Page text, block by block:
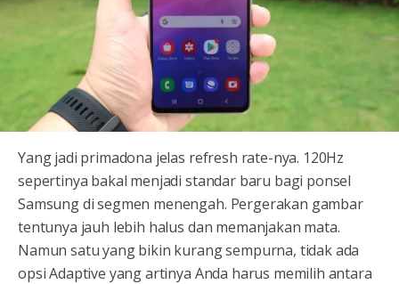
Yang jadi primadona jelas refresh rate-nya. 120Hz
sepertinya bakal menjadi standar baru bagi ponsel
Samsung di segmen menengah. Pergerakan gambar
tentunya jauh lebih halus dan memanjakan mata.
Namun satu yang bikin kurang sempurna, tidak ada
opsi Adaptive yang artinya Anda harus memilih antara